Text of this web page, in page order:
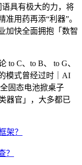
语具有极大的力，将
用药再添“利器”。
加快全面拥抱「数智
C、to B、 to G、
模式曾经过时｜AI
固态电池掀桌子
器官」，大多都已
架？
？